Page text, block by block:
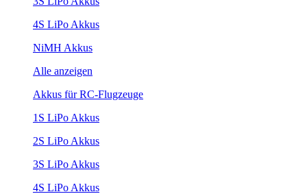
4S LiPo Akkus
NiMH Akkus
Alle anzeigen
Akkus für RC-Flugzeuge
1S LiPo Akkus
2S LiPo Akkus
3S LiPo Akkus
4S LiPo Akkus